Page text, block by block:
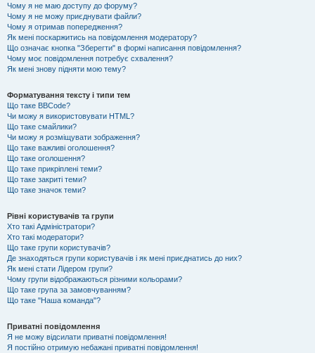
Чому я не маю доступу до форуму?
Чому я не можу приєднувати файли?
Чому я отримав попередження?
Як мені поскаржитись на повідомлення модератору?
Що означає кнопка "Зберегти" в формі написання повідомлення?
Чому моє повідомлення потребує схвалення?
Як мені знову підняти мою тему?
Форматування тексту і типи тем
Що таке BBCode?
Чи можу я використовувати HTML?
Що таке смайлики?
Чи можу я розміщувати зображення?
Що таке важливі оголошення?
Що таке оголошення?
Що таке прикріплені теми?
Що таке закриті теми?
Що таке значок теми?
Рівні користувачів та групи
Хто такі Адміністратори?
Хто такі модератори?
Що таке групи користувачів?
Де знаходяться групи користувачів і як мені приєднатись до них?
Як мені стати Лідером групи?
Чому групи відображаються різними кольорами?
Що таке група за замовчуванням?
Що таке "Наша команда"?
Приватні повідомлення
Я не можу відсилати приватні повідомлення!
Я постійно отримую небажані приватні повідомлення!